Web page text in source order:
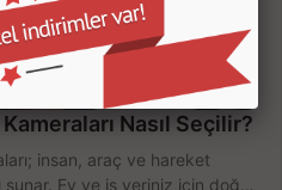
Nasıl Seçilir?
insan, araç ve hareket
sunar. Ev ve iş yeriniz için doğru